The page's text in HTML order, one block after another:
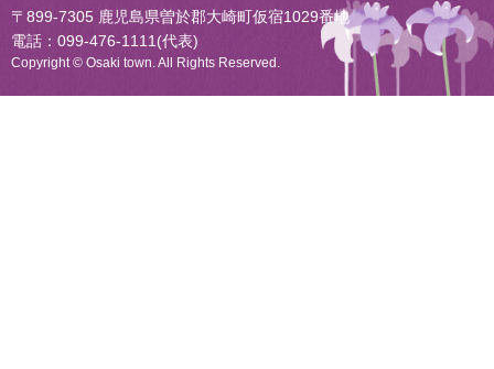
〒899-7305 鹿児島県曽於郡大崎町仮宿1029番地
電話：099-476-1111(代表)
Copyright © Osaki town. All Rights Reserved.